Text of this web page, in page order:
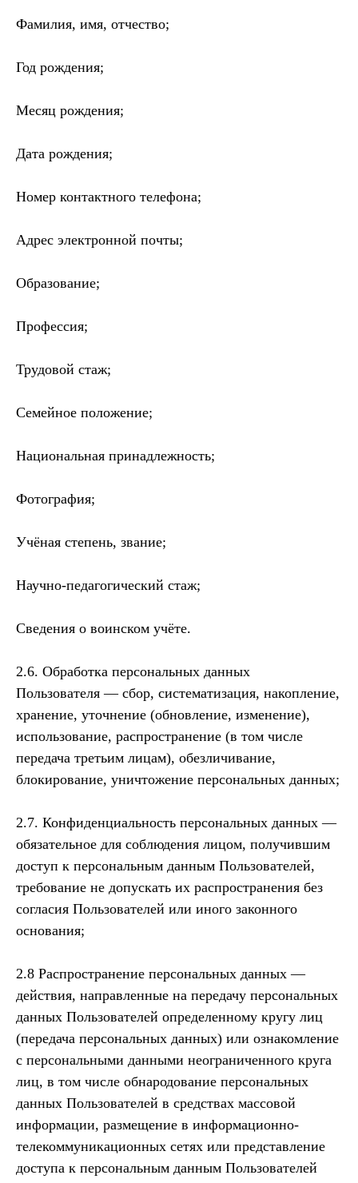
Фамилия, имя, отчество;
Год рождения;
Месяц рождения;
Дата рождения;
Номер контактного телефона;
Адрес электронной почты;
Образование;
Профессия;
Трудовой стаж;
Семейное положение;
Национальная принадлежность;
Фотография;
Учёная степень, звание;
Научно-педагогический стаж;
Сведения о воинском учёте.
2.6. Обработка персональных данных
Пользователя — сбор, систематизация, накопление,
хранение, уточнение (обновление, изменение),
использование, распространение (в том числе
передача третьим лицам), обезличивание,
блокирование, уничтожение персональных данных;
2.7. Конфиденциальность персональных данных —
обязательное для соблюдения лицом, получившим
доступ к персональным данным Пользователей,
требование не допускать их распространения без
согласия Пользователей или иного законного
основания;
2.8 Распространение персональных данных —
действия, направленные на передачу персональных
данных Пользователей определенному кругу лиц
(передача персональных данных) или ознакомление
с персональными данными неограниченного круга
лиц, в том числе обнародование персональных
данных Пользователей в средствах массовой
информации, размещение в информационно-
телекоммуникационных сетях или представление
доступа к персональным данным Пользователей